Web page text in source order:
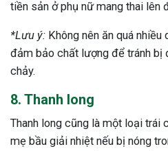
tiền sản ở phụ nữ mang thai lên
*Lưu ý: Không nên ăn quá
đảm bảo chất lượng để tránh bị
chảy.
8. Thanh long
Thanh long cũng là một loại trái
mẹ bầu giải nhiệt nếu bị nóng